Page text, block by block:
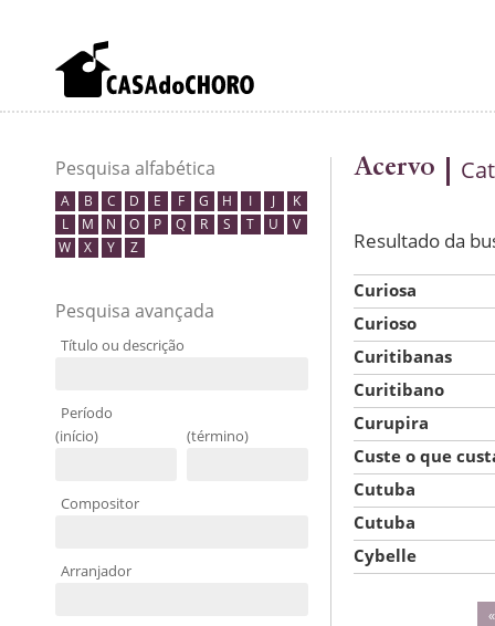
Pesquisa alfabética
A B C D E F G H I J
K
L
M N O P Q R S T U
V
W
X Y Z
Pesquisa avançada
Título ou descrição
Período
(início)
(término)
Compositor
Arranjador
Acervo
Resultado da
Curiosa
Curioso
Curitibanas
Curitibano
Curupira
Custe o que
Cutuba
Cutuba
Cybelle
«